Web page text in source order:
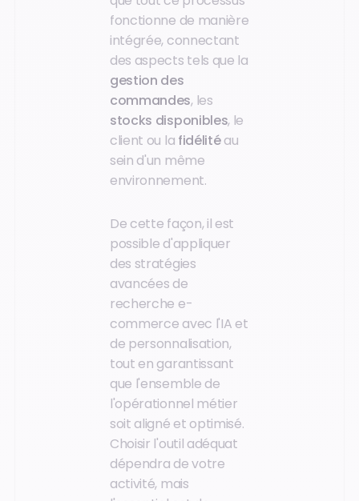
fonctionne de manière
intégrée, connectant
des aspects tels que la
gestion des
commandes, les
stocks disponibles, le
client ou la fidélitéau
sein d'un même
environnement.
De cette façon, il est
possible d'appliquer
des stratégies
avancées de
recherche e-
commerce avec l'IA et
de personnalisation,
tout en garantissant
que l'ensemble de
l'opérationnel métier
soit aligné et optimisé.
Choisir l'outil adéquat
dépendra de votre
activité, mais